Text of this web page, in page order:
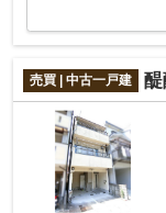
売買 | 中古一戸建